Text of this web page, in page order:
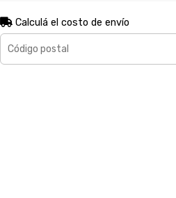
Calculá el costo de envío